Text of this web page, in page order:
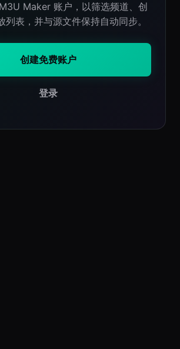
Maker 账户，以筛选频道、创
列表，并与源文件保持自动同步。
创建免费账户
登录